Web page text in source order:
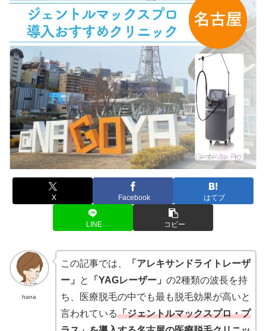
X Facebook はてブ
LINE コピー
hana
この記事では、
「アレキサンドライトレーザ
ー」
と 「YAGレーザー」 の2種類の波長を持
ち、医療脱毛の中でも最も脱毛効果が高いと
言われている「ジェントルマックスプロ・プ